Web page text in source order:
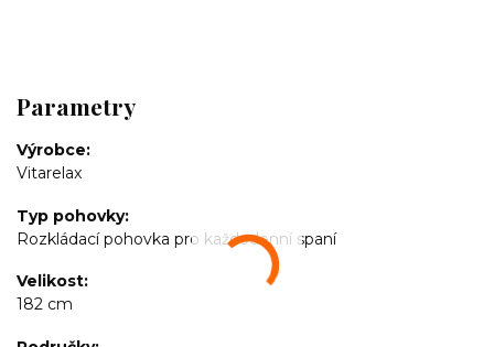
Parametry
Výrobce
Vitarelax
Typ pohovky
Rozkládací pohovka pro každodenní spaní
Velikost
182 cm